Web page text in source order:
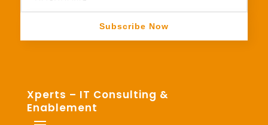
Subscribe Now
Xperts – IT Consulting &
Enablement